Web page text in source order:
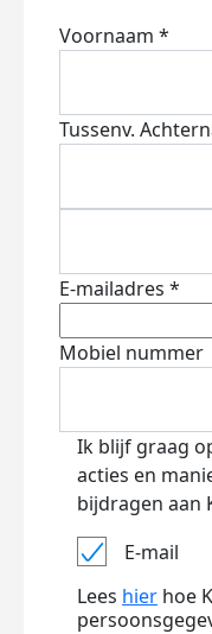
Voornaam *
Tussenv.
E-mailadres *
Mobiel nummer
Ik blijf graag
acties en
bijdragen aan
E-mail
Lees hier hoe